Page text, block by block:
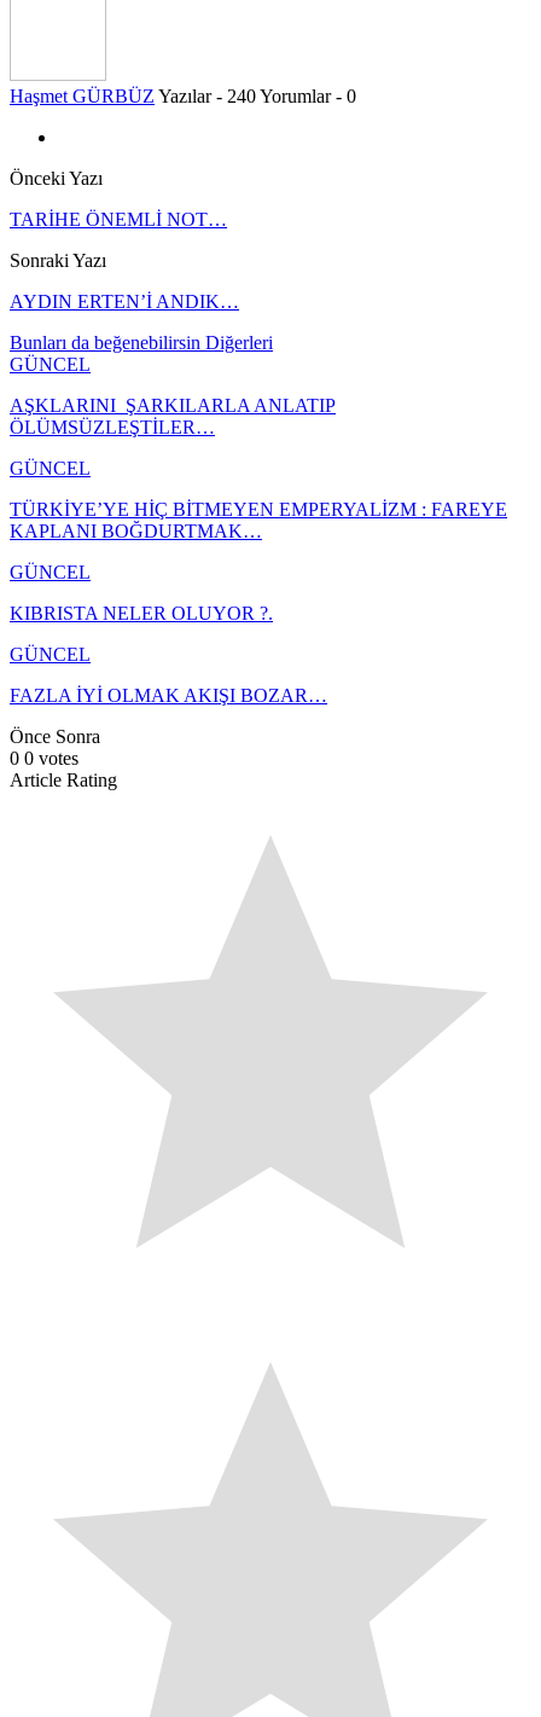
Haşmet GÜRBÜZ Yazılar - 240Yorumlar - 0
Önceki Yazı
TARİHE ÖNEMLİ NOT…
Sonraki Yazı
AYDIN ERTEN’İ ANDIK…
Bunları da beğenebilirsin Diğerleri
GÜNCEL
AŞKLARINI ŞARKILARLA ANLATIP
ÖLÜMSÜZLEŞTİLER…
GÜNCEL
TÜRKİYE’YE HİÇ BİTMEYEN EMPERYALİZM : FAREYE
KAPLANI BOĞDURTMAK…
GÜNCEL
KIBRISTA NELER OLUYOR ?.
GÜNCEL
FAZLA İYİ OLMAK AKIŞI BOZAR…
Önce Sonra
0 0 votes
Article Rating